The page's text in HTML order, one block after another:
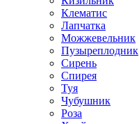
Клематис
Лапчатка
Можжевельник
Пузыреплодник
Сирень
Спирея
Туя
Чубушник
Роза